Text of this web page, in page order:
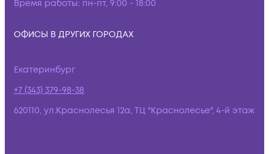
Время работы: пн-пт, 9:00 - 18:00
ОФИСЫ В ДРУГИХ ГОРОДАХ
Екатеринбург
+7 (343) 379-98-38
620110, ул.Краснолесья 12а, ТЦ "Краснолесье", 4-й этаж